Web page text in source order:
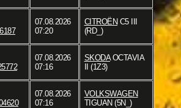
07.08.2026
07:20
CITROËN C5 III
(RD_)
07.08.2026
07:16
SKODAOCTAVIA
II (1Z3)
07.08.2026
07:16
VOLKSWAGEN
TIGUAN (5N_)